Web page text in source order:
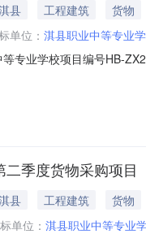
县 工程建筑
货物
单位： 淇县职业中等专业
专业学校项目编号HB-
服务要求业绩要
季度货物采购项目
县 工程建筑
货物
单位： 淇县职业中等专业